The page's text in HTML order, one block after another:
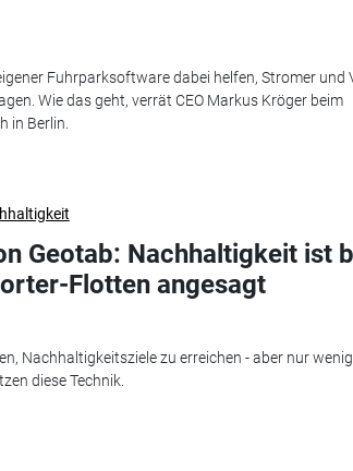
Fuhrparksoftware dabei helfen, Stromer und
Wie das geht, verrät CEO Markus Kröger beim
in Berlin.
Geotab: Nachhaltigkeit ist
Flotten angesagt
Nachhaltigkeitsziele zu erreichen - aber nur
diese Technik.